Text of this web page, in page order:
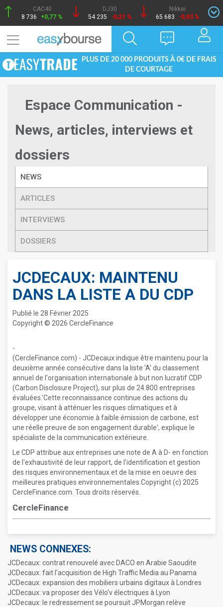
CAC40
8 736
+0,77 %
DJ30
54 235
-0,21 %
Nikkei
65 683
-0,93 %
PLUS DE 20 000 PRODUITS À 0€ DE FRAIS
DE COURTAGE
Espace Communication -
News, articles, interviews et
dossiers
NEWS
ARTICLES
INTERVIEWS
DOSSIERS
JCDECAUX: MAINTENU
DANS LA LISTE A DU CDP
Publié le 28 Février 2025
Copyright © 2026 CercleFinance
-
(CercleFinance.com) - JCDecaux indique être maintenu pour la
deuxième année consécutive dans la liste 'A' du classement
annuel de l'organisation internationale à but non lucratif CDP
(Carbon Disclosure Project), sur plus de 24.800 entreprises
évaluées.'Cette reconnaissance continue des actions du
groupe, visant à atténuer les risques climatiques et à
développer une économie à faible émission de carbone, est
une réelle preuve de son engagement durable', explique le
spécialiste de la communication extérieure.
Le CDP attribue aux entreprises une note de A à D- en fonction
de l'exhaustivité de leur rapport, de l'identification et gestion
des risques environnementaux et de la mise en oeuvre des
meilleures pratiques environnementales.Copyright (c) 2025
CercleFinance.com. Tous droits réservés.
CercleFinance
NEWS CONNEXES:
JCDecaux: contrat renouvelé avec DACO en Arabie Saoudite
JCDecaux: fait l'acquisition de High Traffic Media au Panama
JCDecaux: expansion des mobiliers urbains digitaux à Londres
JCDecaux: va proposer des Vélo'v électriques à Lyon
JCDecaux: le redressement se poursuit JPMorgan relève